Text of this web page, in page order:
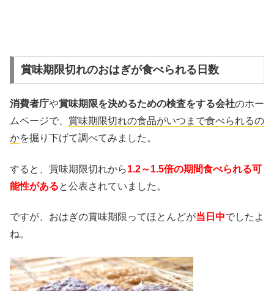
賞味期限切れのおはぎが食べられる日数
消費者庁や賞味期限を決めるための検査をする会社のホー
ムページで、 賞味期限切れの食品がいつまで食べられるの
かを掘り下げて調べてみました。
すると、賞味期限切れから1.2～1.5倍の期間食べられる可
能性があると公表されていました。
ですが、おはぎの賞味期限ってほとんどが当日中でしたよ
ね。